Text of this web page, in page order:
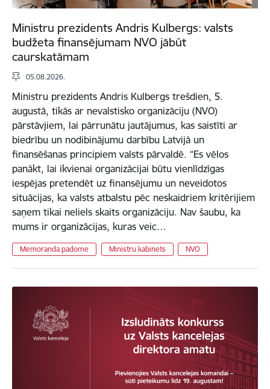
Ministru prezidents Andris Kulbergs: valsts
budžeta finansējumam NVO jābūt
caurskatāmam
05.08.2026.
Ministru prezidents Andris Kulbergs trešdien, 5.
augustā, tikās ar nevalstisko organizāciju (NVO)
pārstāvjiem, lai pārrunātu jautājumus, kas saistīti ar
biedrību un nodibinājumu darbību Latvijā un
finansēšanas principiem valsts pārvaldē. “Es vēlos
panākt, lai ikvienai organizācijai būtu vienlīdzīgas
iespējas pretendēt uz finansējumu un neveidotos
situācijas, ka valsts atbalstu pēc neskaidriem kritērijiem
saņem tikai neliels skaits organizāciju. Nav šaubu, ka
mums ir organizācijas, kuras veic…
Memoranda padome Ministru kabinets NVO